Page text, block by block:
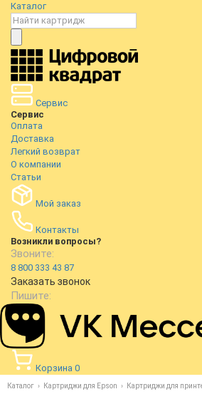
Каталог
Сервис
Сервис
Оплата
Доставка
Легкий возврат
О компании
Статьи
Мой заказ
Контакты
Возникли вопросы?
Звоните:
8 800 333 43 87
Заказать звонок
Пишите:
Корзина 0
Каталог Картриджи для Epson Картриджи для